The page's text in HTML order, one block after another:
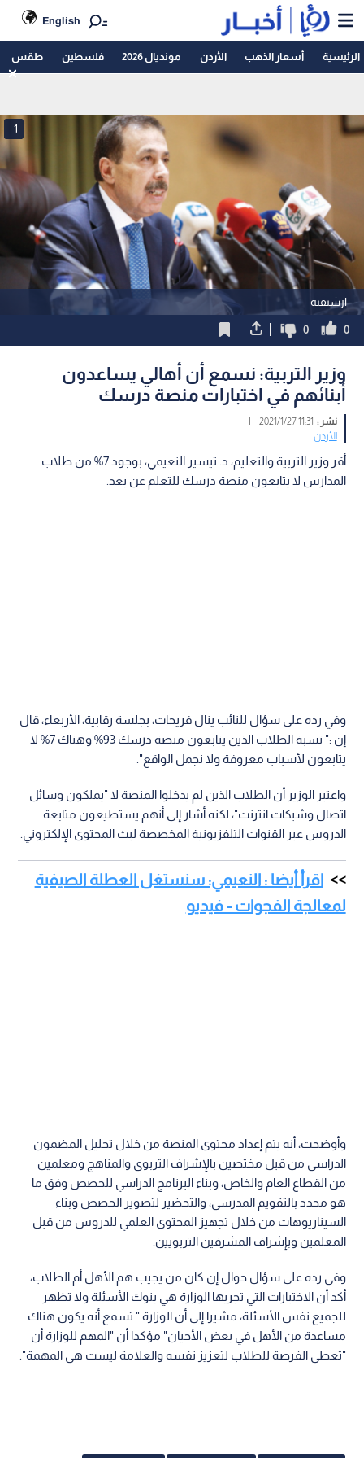
English
الرئيسية أسعار الذهب الأردن مونديال 2026 فلسطين طقس
ارشيفية
1
0
0
وزير التربية: نسمع أن أهالي يساعدون
أبنائهم في اختبارات منصة درسك
نشر : 11:31 2021/1/27
|
الأردن
أقر وزير التربية والتعليم، د. تيسير النعيمي، بوجود 7% من طلاب
المدارس لا يتابعون منصة درسك للتعلم عن بعد.
وفي رده على سؤال للنائب ينال فريحات، بجلسة رقابية، الأربعاء، قال
إن :" نسبة الطلاب الذين يتابعون منصة درسك 93% وهناك 7% لا
يتابعون لأسباب معروفة ولا نجمل الواقع".
واعتبر الوزير أن الطلاب الذين لم يدخلوا المنصة لا "يملكون وسائل
اتصال وشبكات انترنت"، لكنه أشار إلى أنهم يستطيعون متابعة
الدروس عبر القنوات التلفزيونية المخصصة لبث المحتوى الإلكتروني.
اقرأ أيضا : النعيمي: سنستغل العطلة الصيفية
لمعالجة الفجوات - فيديو
وأوضحت، أنه يتم إعداد محتوى المنصة من خلال تحليل المضمون
الدراسي من قبل مختصين بالإشراف التربوي والمناهج ومعلمين
من القطاع العام والخاص، وبناء البرنامج الدراسي للحصص وفق ما
هو محدد بالتقويم المدرسي، والتحضير لتصوير الحصص وبناء
السيناريوهات من خلال تجهيز المحتوى العلمي للدروس من قبل
المعلمين وبإشراف المشرفين التربويين.
وفي رده على سؤال حوال إن كان من يجيب هم الأهل أم الطلاب،
أكد أن الاختبارات التي تجريها الوزارة هي بنوك الأسئلة ولا تظهر
للجميع نفس الأسئلة، مشيرا إلى أن الوزارة " تسمع أنه يكون هناك
مساعدة من الأهل في بعض الأحيان" مؤكدا أن "المهم للوزارة أن
"تعطي الفرصة للطلاب لتعزيز نفسه والعلامة ليست هي المهمة".